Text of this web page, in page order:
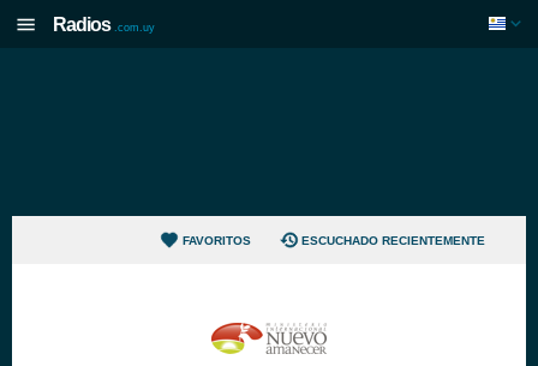
Radios .com.uy
FAVORITOS ESCUCHADO RECIENTEMENTE